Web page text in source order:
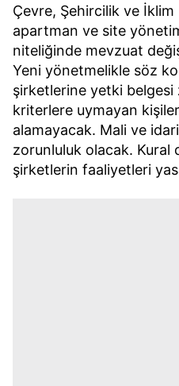
Çevre, Şehircilik ve İklim
apartman ve site
niteliğinde mevzuat
Yeni yönetmelikle söz
şirketlerine yetki
kriterlere uymayan
alamayacak. Mali ve
zorunluluk olacak. Kural
şirketlerin faaliyetleri